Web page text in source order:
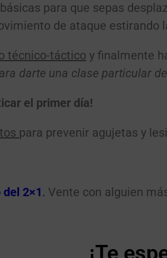
para que sepas
de ataque estirando
técnico-táctico y finalmente
darte una clase particular
el primer día!
para prevenir agujetas y
2×1. Vente con alguien